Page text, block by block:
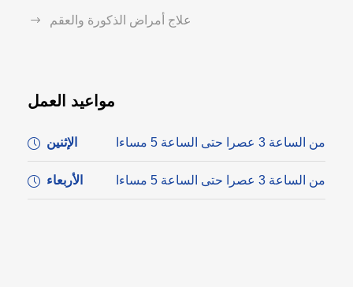
علاج أمراض الذكورة والعقم
مواعيد العمل
الإثنين من الساعة 3 عصرا حتى الساعة 5 مساءا
الأربعاء من الساعة 3 عصرا حتى الساعة 5 مساءا